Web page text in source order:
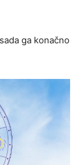
ga konačno